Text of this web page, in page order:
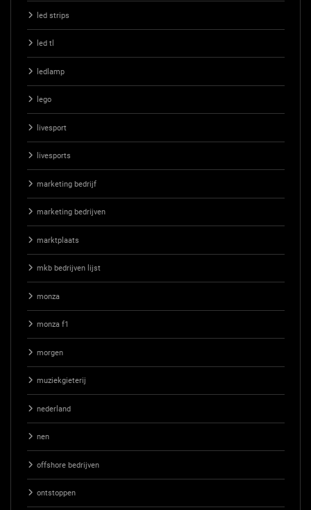
led strips
led tl
ledlamp
lego
livesport
livesports
marketing bedrijf
marketing bedrijven
marktplaats
mkb bedrijven lijst
monza
monza f1
morgen
muziekgieterij
nederland
nen
offshore bedrijven
ontstoppen